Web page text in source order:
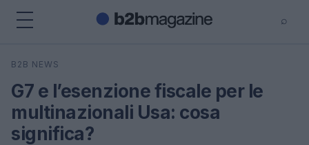
⌕
Cerca
B2B NEWS
G7 e l’esenzione fiscale per le
multinazionali Usa: cosa
significa?